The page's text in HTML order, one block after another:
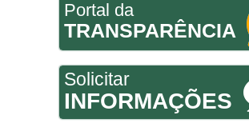
Portal da
TRANSPARÊNCIA
Solicitar
INFORMAÇÕES